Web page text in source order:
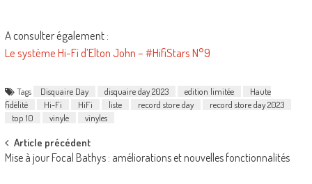
A consulter également :
Le système Hi-Fi d’Elton John – #HifiStars N°9
Tags Disquaire Day disquaire day 2023 edition limitée
Haute
fidélité
Hi-Fi HiFi liste record store day
record store day 2023
top 10
vinyle vinyles
Post
navigation
Article précédent
Mise à jour Focal Bathys : améliorations et nouvelles fonctionnalités